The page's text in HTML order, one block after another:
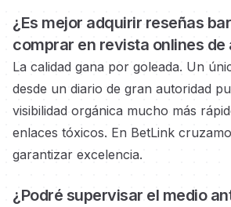
¿Es mejor adquirir reseñas
comprar en revista onlines de
La calidad gana por goleada. Un
desde un diario de gran autoridad
visibilidad orgánica mucho más
enlaces tóxicos. En BetLink
garantizar excelencia.
¿Podré supervisar el medio